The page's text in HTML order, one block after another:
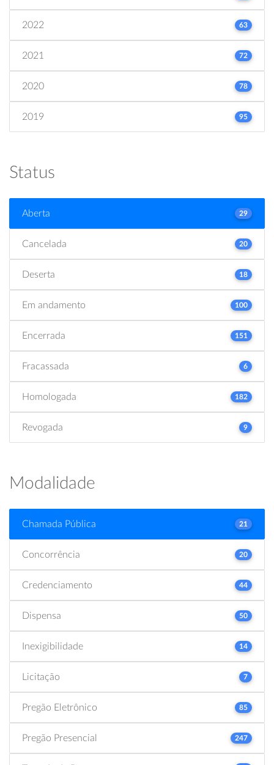
2022 63
2021 72
2020 78
2019 95
Status
Aberta 29
Cancelada 20
Deserta 18
Em andamento 100
Encerrada 151
Fracassada 6
Homologada 182
Revogada 9
Modalidade
Chamada Pública 21
Concorrência 20
Credenciamento 44
Dispensa 50
Inexigibilidade 14
Licitação 7
Pregão Eletrônico 85
Pregão Presencial 247